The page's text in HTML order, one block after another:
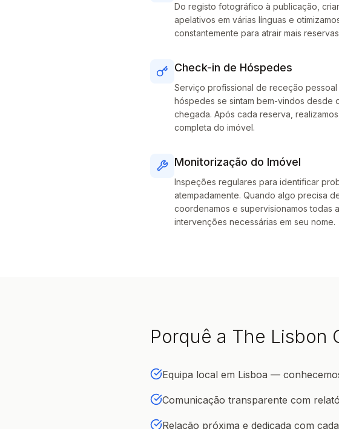
Do registo fotográfico à publicação,
apelativos em várias línguas e
constantemente para atrair mais
Check-in de Hóspedes
Serviço profissional de receção
hóspedes se sintam bem-vindos desde
chegada. Após cada reserva,
completa do imóvel.
Monitorização do Imóvel
Inspeções regulares para identificar
atempadamente. Quando algo precisa
coordenamos e supervisionamos todas
intervenções necessárias em seu nome.
Porquê a The Lisbon
Equipa local em Lisboa —
Comunicação transparente com
Relação próxima e dedicada com